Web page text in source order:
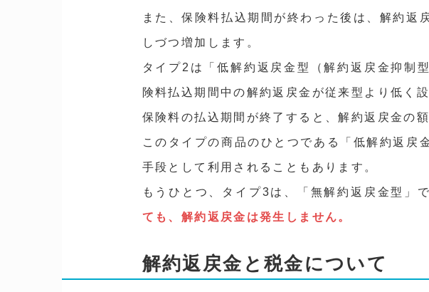
また、保険料払込期間が終わった後は、解約返
しづつ増加します。
タイプ2は「低解約返戻金型（解約返戻金抑制
険料払込期間中の解約返戻金が従来型より低く
保険料の払込期間が終了すると、解約返戻金の
このタイプの商品のひとつである「低解約返戻
手段として利用されることもあります。
もうひとつ、タイプ3は、「無解約返戻金型」で
ても、解約返戻金は発生しません。
解約返戻金と税金について